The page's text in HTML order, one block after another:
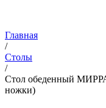
Главная
/
Столы
/
Стол обеденный
ножки)